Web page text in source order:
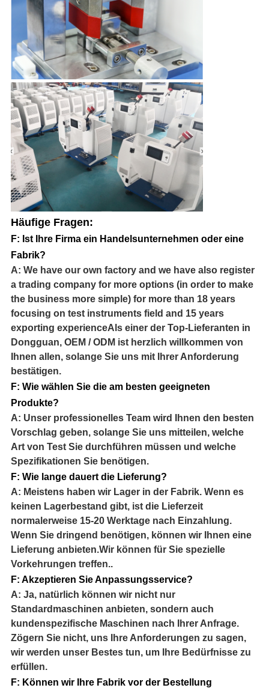
Häufige Fragen:
F: Ist Ihre Firma ein Handelsunternehmen oder eine
Fabrik?
A: We have our own factory and we have also register
a trading company for more options (in order to make
the business more simple) for more than 18 years
focusing on test instruments field and 15 years
exporting experienceAls einer der Top-Lieferanten in
Dongguan, OEM / ODM ist herzlich willkommen von
Ihnen allen, solange Sie uns mit Ihrer Anforderung
bestätigen.
F: Wie wählen Sie die am besten geeigneten
Produkte?
A: Unser professionelles Team wird Ihnen den besten
Vorschlag geben, solange Sie uns mitteilen, welche
Art von Test Sie durchführen müssen und welche
Spezifikationen Sie benötigen.
F: Wie lange dauert die Lieferung?
A: Meistens haben wir Lager in der Fabrik. Wenn es
keinen Lagerbestand gibt, ist die Lieferzeit
normalerweise 15-20 Werktage nach Einzahlung.
Wenn Sie dringend benötigen, können wir Ihnen eine
Lieferung anbieten.Wir können für Sie spezielle
Vorkehrungen treffen..
F: Akzeptieren Sie Anpassungsservice?
A: Ja, natürlich können wir nicht nur
Standardmaschinen anbieten, sondern auch
kundenspezifische Maschinen nach Ihrer Anfrage.
Zögern Sie nicht, uns Ihre Anforderungen zu sagen,
wir werden unser Bestes tun, um Ihre Bedürfnisse zu
erfüllen.
F: Können wir Ihre Fabrik vor der Bestellung